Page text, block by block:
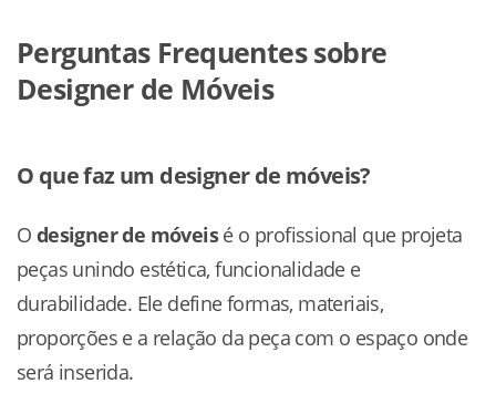
Perguntas Frequentes sobre
Designer de Móveis
O que faz um designer de móveis?
O designer de móveisé o profissional que projeta
peças unindo estética, funcionalidade e
durabilidade. Ele define formas, materiais,
proporções e a relação da peça com o espaço onde
será inserida.